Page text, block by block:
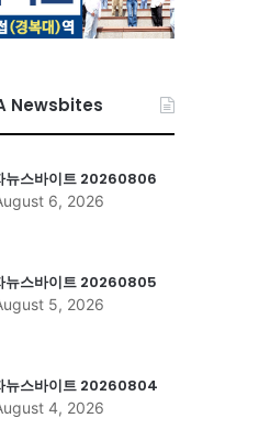
Newsbites
뉴스바이트 20260806
6, 2026
뉴스바이트 20260805
5, 2026
뉴스바이트 20260804
4, 2026